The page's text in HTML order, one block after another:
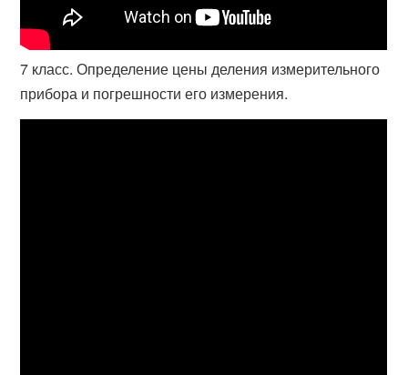
7 класс. Определение цены деления измерительного
прибора и погрешности его измерения.